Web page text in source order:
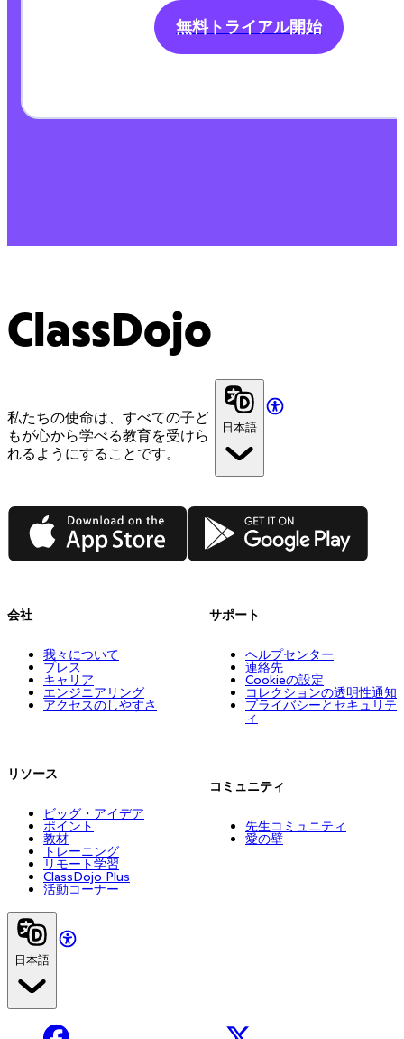
無料トライアル開始
ClassDojo
私たちの使命は、すべての子ど
もが心から学べる教育を受けら
れるようにすることです。
日本語
App Store Google Play
会社
我々について
プレス
キャリア
エンジニアリング
アクセスのしやすさ
リソース
ビッグ・アイデア
ポイント
教材
トレーニング
リモート学習
ClassDojo Plus
活動コーナー
サポート
ヘルプセンター
連絡先
Cookieの設定
コレクションの透明性通知
プライバシーとセキュリテ
ィ
コミュニティ
先生コミュニティ
愛の壁
日本語
Facebook X